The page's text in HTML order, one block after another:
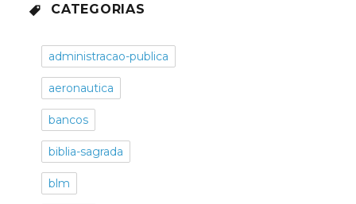
CATEGORIAS
administracao-publica
aeronautica
bancos
biblia-sagrada
blm